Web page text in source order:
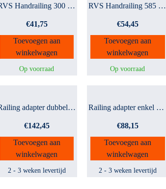
Op voorraad
RVS Handrailing 300 mm
€41,75
Toevoegen aan
winkelwagen
Op voorraad
RVS Handrailing 585 mm
€54,45
Toevoegen aan
winkelwagen
2 - 3 weken levertijd
Railing adapter dubbel 22...
€142,45
Toevoegen aan
winkelwagen
2 - 3 weken levertijd
Railing adapter enkel 22-...
€88,15
Toevoegen aan
winkelwagen